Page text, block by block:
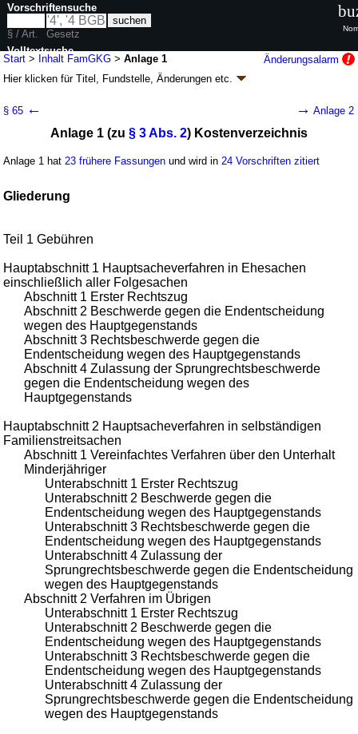
Start > Inhalt FamGKG >Anlage 1
Änderungsalarm
Hier klicken fürTitel, Fundstelle, Änderungen etc.
Familiensachen (FamGKG)
Artikel 2 G. v. 17.12.2008 BGBl. I S. 2586 , 2666 (Nr. 61); zuletzt geändert
Geltung ab 01.09.2009; FNA: 361-5Kostenrecht
wird in 50 Vorschriften zitiert
§ 65 ← → Anlage 2
Anlage 1 (zu § 3 Abs. 2) Kostenverzeichnis
Anlage 1 hat 23 frühere Fassungen und wird in 24 Vorschriften zitiert
Gliederung
Teil 1 Gebühren
Hauptabschnitt 1 Hauptsacheverfahren in Ehesachen
einschließlich aller Folgesachen
Abschnitt 1 Erster Rechtszug
Abschnitt 2 Beschwerde gegen die Endentscheidung
wegen des Hauptgegenstands
Abschnitt 3 Rechtsbeschwerde gegen die
Endentscheidung wegen des Hauptgegenstands
Abschnitt 4 Zulassung der Sprungrechtsbeschwerde
gegen die Endentscheidung wegen des
Hauptgegenstands
Hauptabschnitt 2 Hauptsacheverfahren in selbständigen
Familienstreitsachen
Abschnitt 1 Vereinfachtes Verfahren über den Unterhalt
Minderjähriger
Unterabschnitt 1 Erster Rechtszug
Unterabschnitt 2 Beschwerde gegen die
Endentscheidung wegen des Hauptgegenstands
Unterabschnitt 3 Rechtsbeschwerde gegen die
Endentscheidung wegen des Hauptgegenstands
Unterabschnitt 4 Zulassung der
Sprungrechtsbeschwerde gegen die Endentscheidung
wegen des Hauptgegenstands
Abschnitt 2 Verfahren im Übrigen
Unterabschnitt 1 Erster Rechtszug
Unterabschnitt 2 Beschwerde gegen die
Endentscheidung wegen des Hauptgegenstands
Unterabschnitt 3 Rechtsbeschwerde gegen die
Endentscheidung wegen des Hauptgegenstands
Unterabschnitt 4 Zulassung der
Sprungrechtsbeschwerde gegen die Endentscheidung
wegen des Hauptgegenstands
Vorschriftensuche
§ / Art.
Gesetz
Volltextsuche
nur in FamGKG